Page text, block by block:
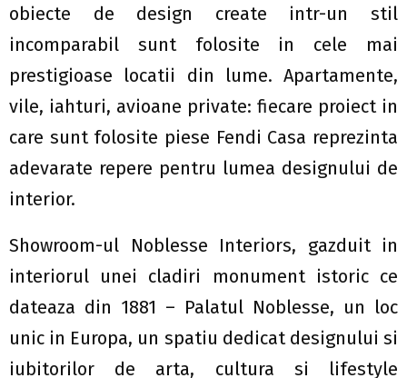
obiecte de design create intr-un stil
incomparabil sunt folosite in cele mai
prestigioase locatii din lume. Apartamente,
vile, iahturi, avioane private: fiecare proiect in
care sunt folosite piese Fendi Casa reprezinta
adevarate repere pentru lumea designului de
interior.
Showroom-ul Noblesse Interiors, gazduit in
interiorul unei cladiri monument istoric ce
dateaza din 1881 – Palatul Noblesse, un loc
unic in Europa, un spatiu dedicat designului si
iubitorilor de arta, cultura si lifestyle